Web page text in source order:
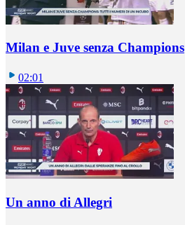
Milan e Juve senza Champions
02:01
Un anno di Allegri